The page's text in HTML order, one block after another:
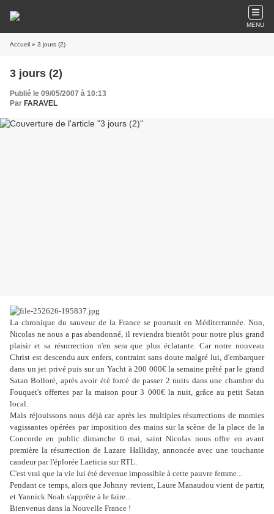
MENU
Accueil » 3 jours (2)
3 jours (2)
Publié le 09/05/2007 à 10:13
Par FARAVEL
La chronique du sauveur de la France se poursuit en Méditerrannée. Non,
Nicolas ne nous a pas abandonné, il reviendra bientôt pour notre plus grand
plaisir et sa résurrection n'en sera que plus éclatante. Car notre nouveau
Christ est descendu aux enfers, contraint sans doute malgré lui, d'embarquer
dans un jet privé puis sur un Yacht à 200 000€ la semaine prêté par le grand
Satan Bolloré, après avoir été forcé de passer 2 nuits dans une chambre du
Fouquet's offertes par la maison pour 3 000€ la nuit, grâce au petit Satan
local.
Mais réjouissons nous déjà car après les multiples résurrections de momies
vagissantes opérées par imposition des mains sur la scène de la place de la
Concorde en public dimanche 6 mai, saint Nicolas nous offre en avant
première la résurrection de Lazare Halliday, annoncée avec une touchante
candeur par l'éplorée Laeticia sur RTL.
C'est vrai que la vie lui été devenue impossible à cette pauvre femme...
Pendant ce temps, alors que Johnny revient, Laure Manaudou vient de partir,
et Yannick Noah s'apprête à le faire...
Bienvenus dans la Nouvelle France !